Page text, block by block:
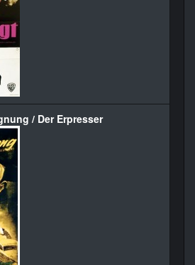
/ Der Erpresser